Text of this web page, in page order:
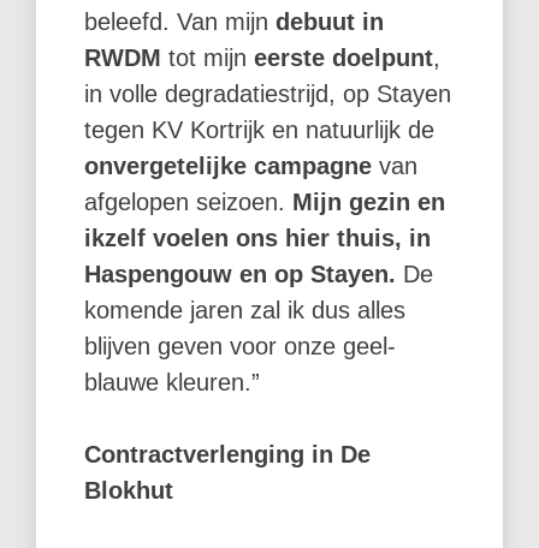
beleefd. Van mijn debuut in
RWDM tot mijn eerste doelpunt,
in volle degradatiestrijd, op Stayen
tegen KV Kortrijk en natuurlijk de
onvergetelijke campagne van
afgelopen seizoen. Mijn gezin en
ikzelf voelen ons hier thuis, in
Haspengouw en op Stayen. De
komende jaren zal ik dus alles
blijven geven voor onze geel-
blauwe kleuren.”
Contractverlenging in De
Blokhut